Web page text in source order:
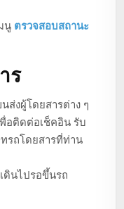
นู ตรวจสอบสถานะ
ร
ส่งผู้โดยสารต่าง ๆ
อติดต่อเช็คอิน รับ
รถโดยสารที่ท่าน
ดินไปรอขึ้นรถ